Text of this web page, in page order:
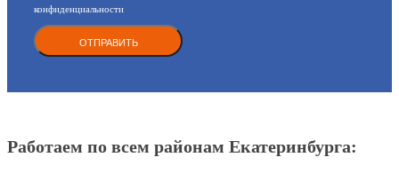
конфиденциальности
Работаем по всем районам Екатеринбурга: